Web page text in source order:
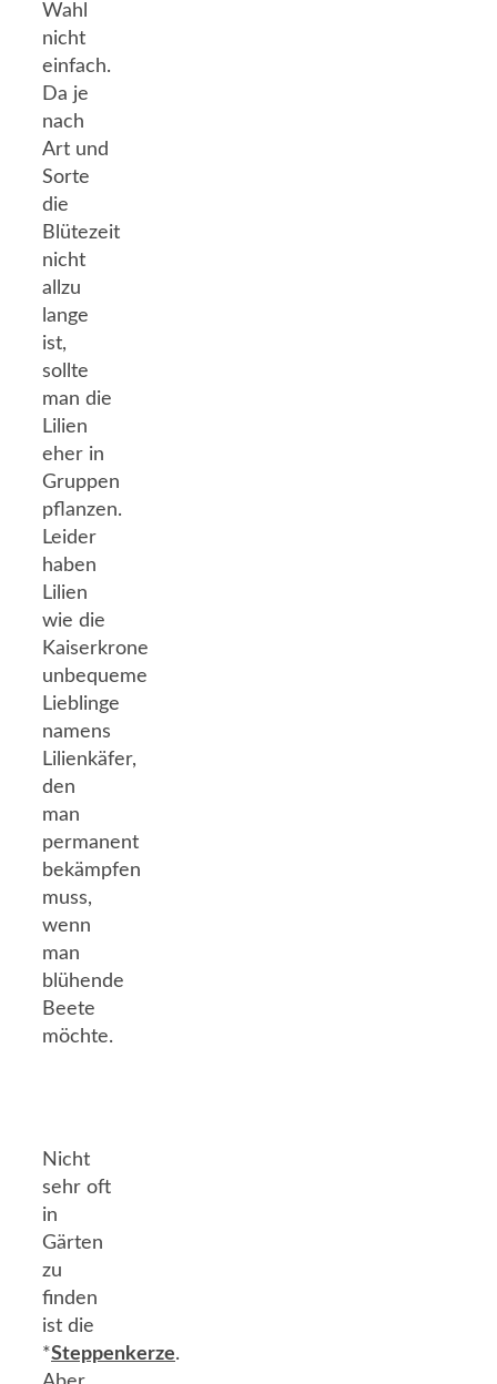
Wahl
nicht
einfach.
Da je
nach
Art und
Sorte
die
Blütezeit
nicht
allzu
lange
ist,
sollte
man die
Lilien
eher in
Gruppen
pflanzen.
Leider
haben
Lilien
wie die
Kaiserkrone
unbequeme
Lieblinge
namens
Lilienkäfer,
den
man
permanent
bekämpfen
muss,
wenn
man
blühende
Beete
möchte.
Nicht
sehr oft
in
Gärten
zu
finden
ist die
*Steppenkerze.